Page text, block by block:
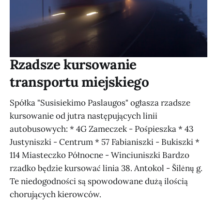
Rzadsze kursowanie
transportu miejskiego
Spółka "Susisiekimo Paslaugos" ogłasza rzadsze
kursowanie od jutra następujących linii
autobusowych: * 4G Zameczek - Pośpieszka * 43
Justyniszki - Centrum * 57 Fabianiszki - Bukiszki *
114 Miasteczko Północne - Winciuniszki Bardzo
rzadko będzie kursować linia 38. Antokol - Šilėnų g.
Te niedogodności są spowodowane dużą ilością
chorujących kierowców.